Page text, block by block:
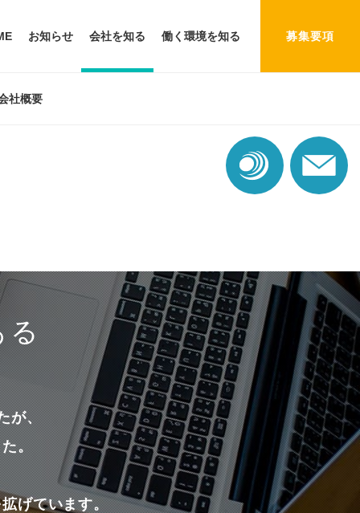
募集要項
お知らせ 会社を知る 働く環境を知る
社概要
る
が、
。
げています。